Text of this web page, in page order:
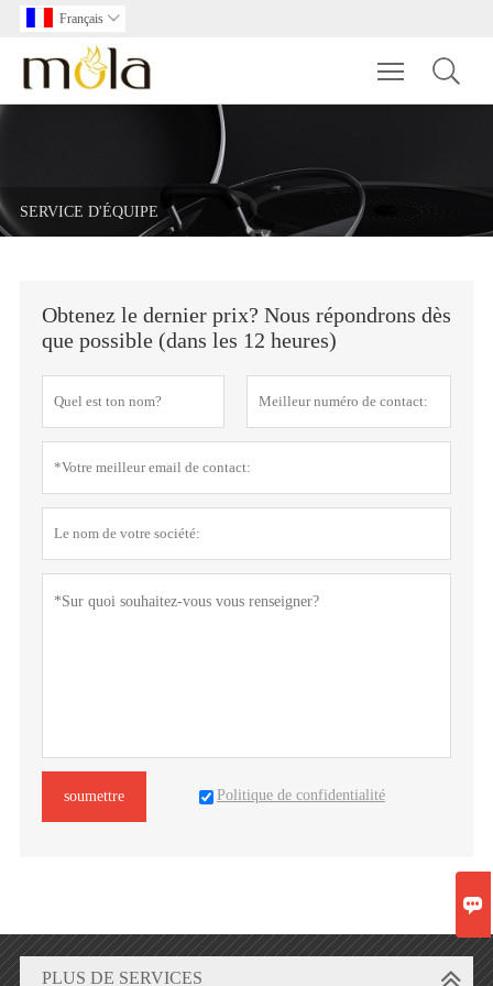
Français 
Toggle
SERVICE D'ÉQUIPE
Obtenez le dernier prix? Nous répondrons dès
que possible (dans les 12 heures)
soumettre Politique de confidentialité
PLUS DE SERVICES
